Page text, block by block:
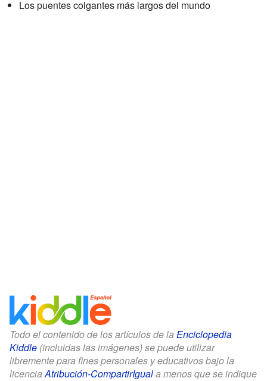
Los puentes colgantes más largos del mundo
Todo el contenido de los artículos de la Enciclopedia
Kiddle (incluidas las imágenes) se puede utilizar
libremente para fines personales y educativos bajo la
licenciaAtribución-CompartirIguala menos que se indique